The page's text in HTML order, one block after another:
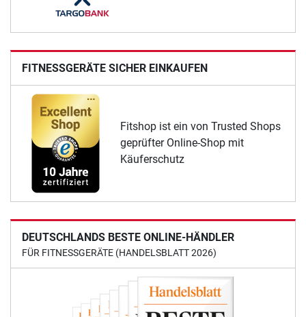
FITNESSGERÄTE SICHER EINKAUFEN
Fitshop ist ein von Trusted Shops
geprüfter Online-Shop mit
Käuferschutz
DEUTSCHLANDS BESTE ONLINE-HÄNDLER
FÜR FITNESSGERÄTE (HANDELSBLATT 2026)